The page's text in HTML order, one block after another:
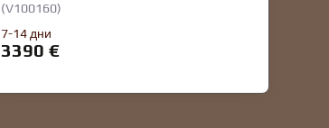
(V100160)
7-14 дни
3390 €